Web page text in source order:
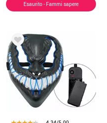
Esaurito - Fammi sapere